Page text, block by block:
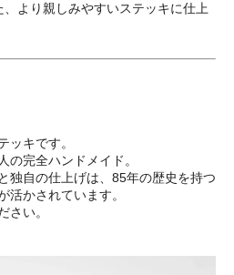
より親しみやすいステッキに仕上
ッキです。
の完全ハンドメイド。
独自の仕上げは、85年の歴史を持つ
活かされています。
さい。